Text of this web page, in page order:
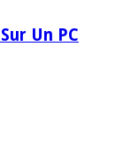
Un PC